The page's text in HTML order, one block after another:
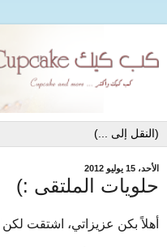
الأحد، 15 يوليو 2012
حلويات الملتقى :)
أهلاً بكن عزيزاتي، اشتقت لكن